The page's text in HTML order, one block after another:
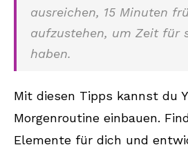
ausreichen, 15 Minuten
aufzustehen, um Zeit für
haben.
Mit diesen Tipps kannst du
Morgenroutine einbauen.
Elemente für dich und